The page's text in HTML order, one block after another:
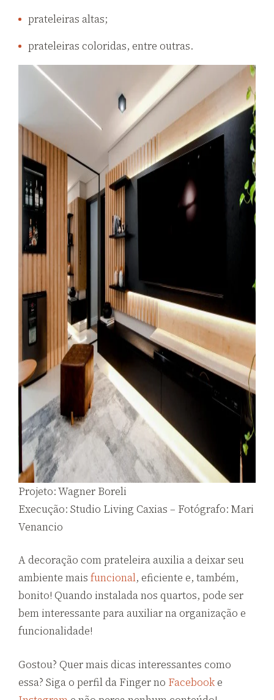
prateleiras altas;
prateleiras coloridas, entre outras.
Projeto: Wagner Boreli
Execução: Studio Living Caxias – Fotógrafo: Mari
Venancio
A decoração com prateleira auxilia a deixar seu
ambiente mais funcional, eficiente e, também,
bonito! Quando instalada nos quartos, pode ser
bem interessante para auxiliar na organização e
funcionalidade!
Gostou? Quer mais dicas interessantes como
essa? Siga o perfil da Finger no Facebooke